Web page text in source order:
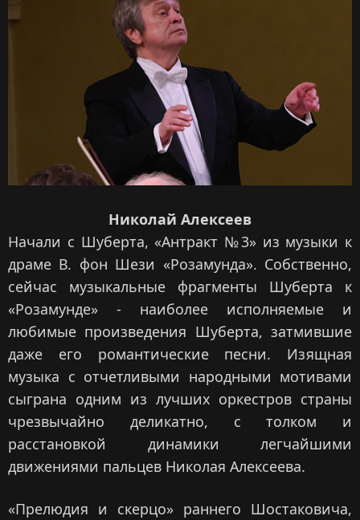
Николай Алексеев
Начали с Шуберта, «Антракт №3» из музыки к
драме В. фон Шези «Розамунда». Собственно,
сейчас музыкальные фрагменты Шуберта к
«Розамунде» - наиболее исполняемые и
любимые произведения Шуберта, затмившие
даже его романтические песни. Изящная
музыка с отчетливыми народными мотивами
сыграна одним из лучших оркестров страны
чрезвычайно деликатно, с толком и
расстановкой динамики легчайшими
движениями пальцев Николая Алексеева.
«Прелюдия и скерцо» раннего Шостаковича,